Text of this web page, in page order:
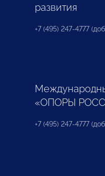
развития
+7 (495) 247-4777
«ОПОРЫ
+7 (495) 247-4777